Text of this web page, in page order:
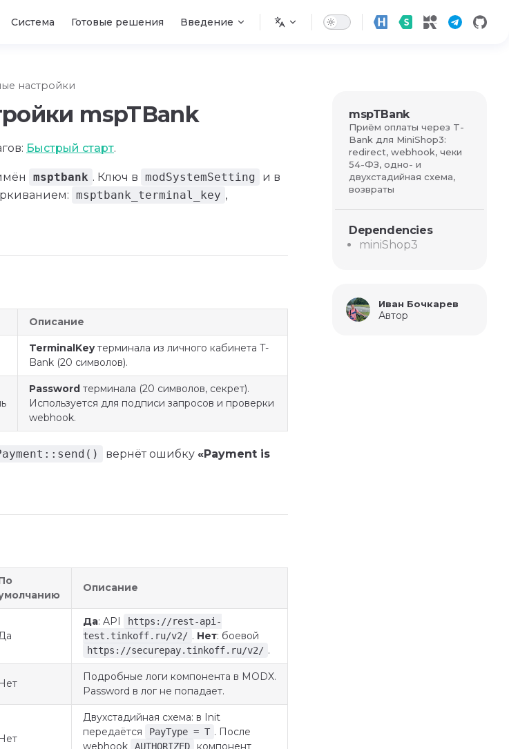
Система Готовые решения Введение
mspTBank
Приём оплаты через T-
Bank для MiniShop3:
redirect, webhook, чеки
54-ФЗ, одно- и
двухстадийная схема,
возвраты
Dependencies
miniShop3
Иван Бочкарев
Автор
настройки
mspTBank
Быстрый старт.
msptbank . Ключ в modSystemSetting
и в
msptbank_terminal_key ,
Описание
TerminalKeyтерминала из личного кабинета T-
Bank (20 символов).
Password терминала (20 символов, секрет).
Используется для подписи запросов и проверки
webhook.
вернёт ошибку «Payment is
Описание
Да: API
https://rest-api-
test.tinkoff.ru/v2/ . Нет: боевой
https://securepay.tinkoff.ru/v2/ .
Нет
Подробные логи компонента в MODX.
Password в лог не попадает.
Нет
Двухстадийная схема: в Init
передаётся
PayType = T . После
webhook
AUTHORIZED
компонент